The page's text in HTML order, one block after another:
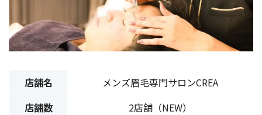
店舗名
メンズ眉毛専門サロンCREA
店舗数
2店舗（NEW）